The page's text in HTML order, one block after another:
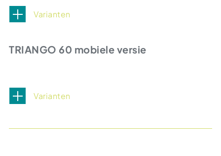
Varianten
TRIANGO 60 mobiele versie
Varianten